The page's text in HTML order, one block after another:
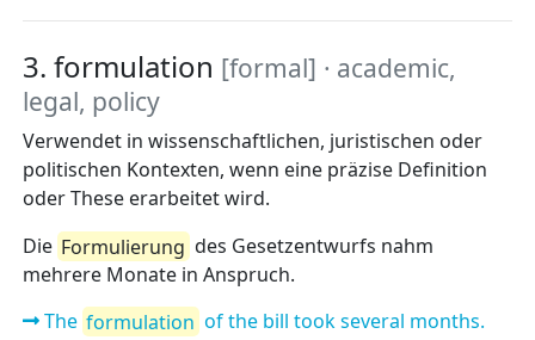
3. formulation [formal] · academic,
legal, policy
Verwendet in wissenschaftlichen, juristischen oder
politischen Kontexten, wenn eine präzise Definition
oder These erarbeitet wird.
Die Formulierung des Gesetzentwurfs nahm
mehrere Monate in Anspruch.
The formulation of the bill took several months.